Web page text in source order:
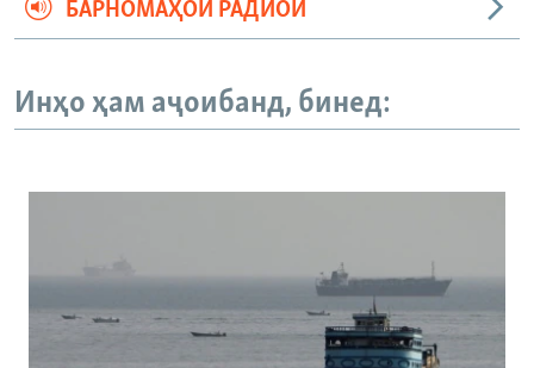
БАРНОМАҲОИ РАДИОӢ
Инҳо ҳам аҷоибанд, бинед: